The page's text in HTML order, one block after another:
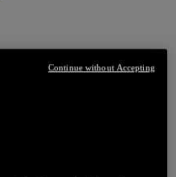
Continue without Accepting